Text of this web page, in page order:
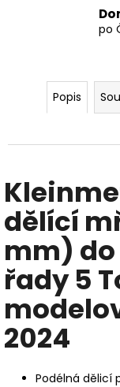
po
Popis
dělící
mm) do
řady 5
2024
Podélná dělicí